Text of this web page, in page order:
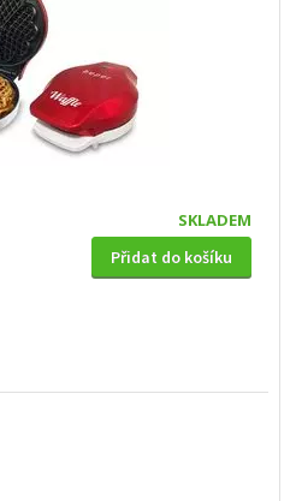
SKLADEM
Přidat do košíku